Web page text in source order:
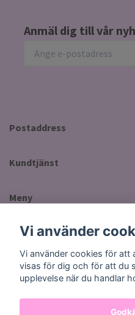
Anmäl dig till vår
Postaddress
Kundtjänst
Meny
Sociala medier
Vi använder
Vi använder cookies för att
visas för dig och för att du
upplevelse när du handlar